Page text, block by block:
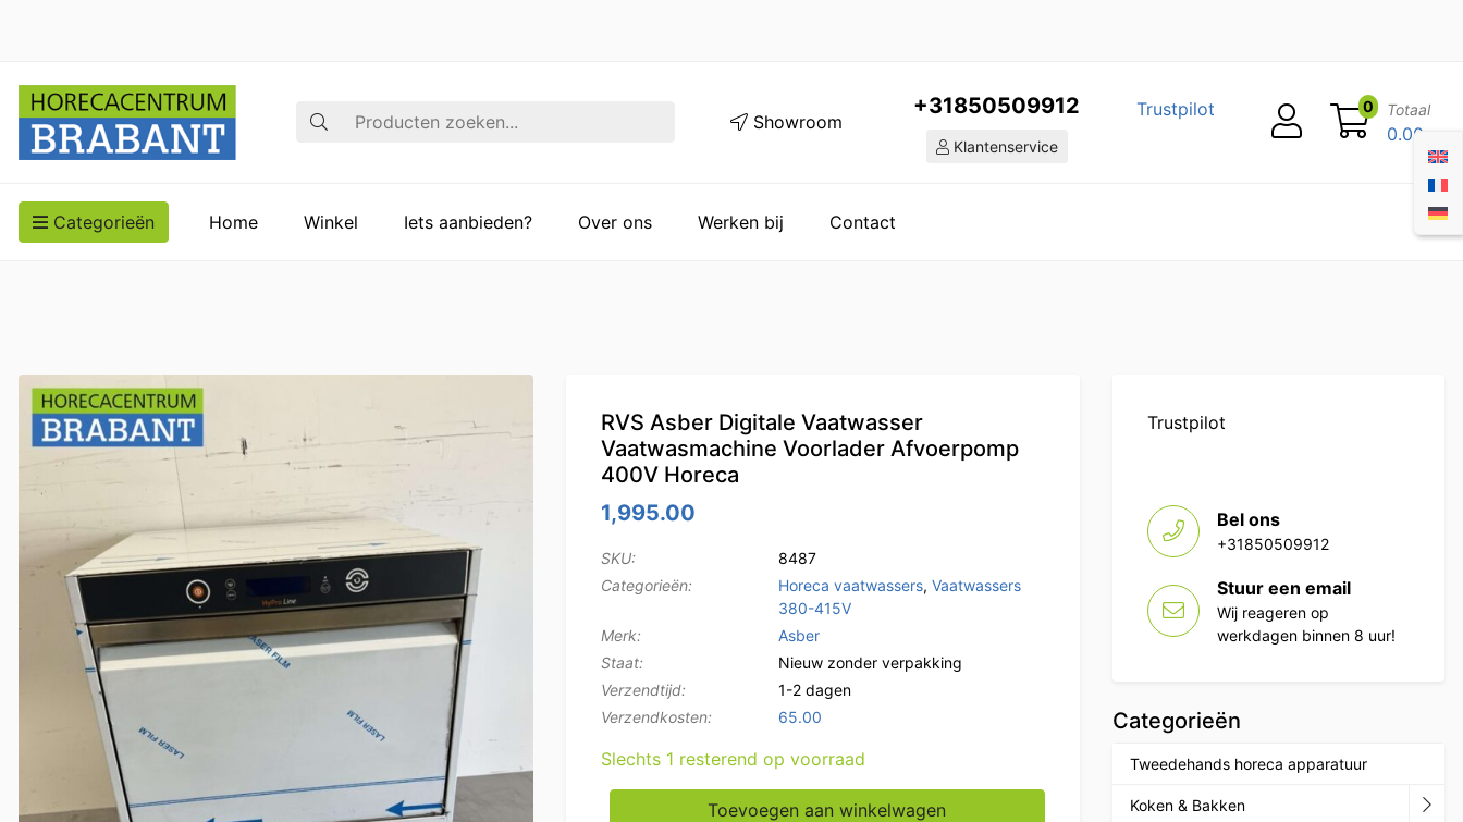
Zoek op Showroom
+31850509912
Klantenservice
Trustpilot 0 Totaal
0.00
Categorieën Home Winkel Iets aanbieden? Over ons Werken bij Contact
RVS Asber Digitale Vaatwasser
Vaatwasmachine Voorlader Afvoerpomp
400V Horeca
1,995.00
SKU:
8487
Categorieën:
Horeca vaatwassers, Vaatwassers
380-415V
Merk:
Asber
Staat:
Nieuw zonder verpakking
Verzendtijd:
1-2 dagen
Verzendkosten:
65.00
Slechts 1 resterend op voorraad
RVS Asber Digitale Vaatwasser Vaatwasmachine Voorlader Afvoerpomp 400V Horeca aantal
Toevoegen aan winkelwagen
Trustpilot
Bel ons
+31850509912
Stuur een email
Wij reageren op
werkdagen binnen 8 uur!
Categorieën
Tweedehands horeca apparatuur
Koken & Bakken